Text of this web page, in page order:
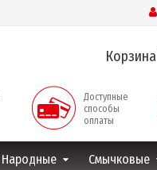
Корзина
Доступные
способы
оплаты
Народные Смычковые